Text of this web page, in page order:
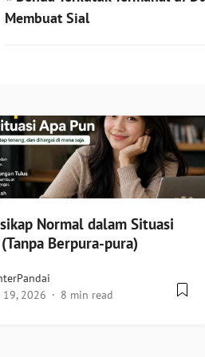
Membuat Sial
Normal dalam Situasi
Berpura-pura)
19, 2026
8 min read